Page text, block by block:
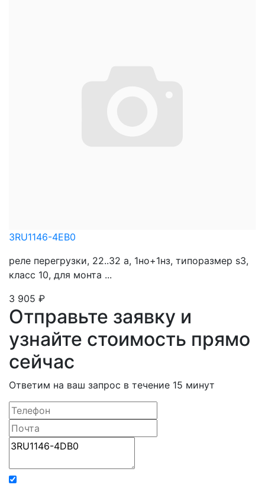
3RU1146-4EB0
реле перегрузки, 22..32 a, 1нo+1нз, типоразмер s3,
класс 10, для монта ...
3 905 ₽
Отправьте заявку и
узнайте стоимость прямо
сейчас
Ответим на ваш запрос в течение 15 минут